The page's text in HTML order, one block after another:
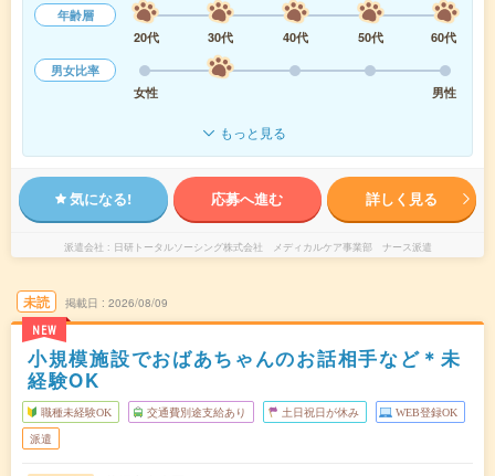
年齢層
20代
30代 40代 50代
60代
男女比率
女性
男性
もっと見る
気になる! 応募へ進む 詳しく見る
派遣会社 日研トータルソーシング株式会社 メディカルケア事業部 ナース派遣
未読
NEW
掲載日 2026/08/09
小規模施設でおばあちゃんのお話相手など＊未
経験OK
職種未経験OK 交通費別途支給あり 土日祝日が休み WEB登録OK
派遣